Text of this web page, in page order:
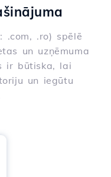
.com, .ro) spēlē
un uzņēmuma
ir būtiska, lai
un iegūtu